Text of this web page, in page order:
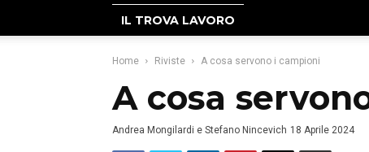
IL TROVA LAVORO
Home Riviste A cosa servono i campioni
A cosa
Andrea Mongilardi e Stefano Nincevich 18 Aprile 2024